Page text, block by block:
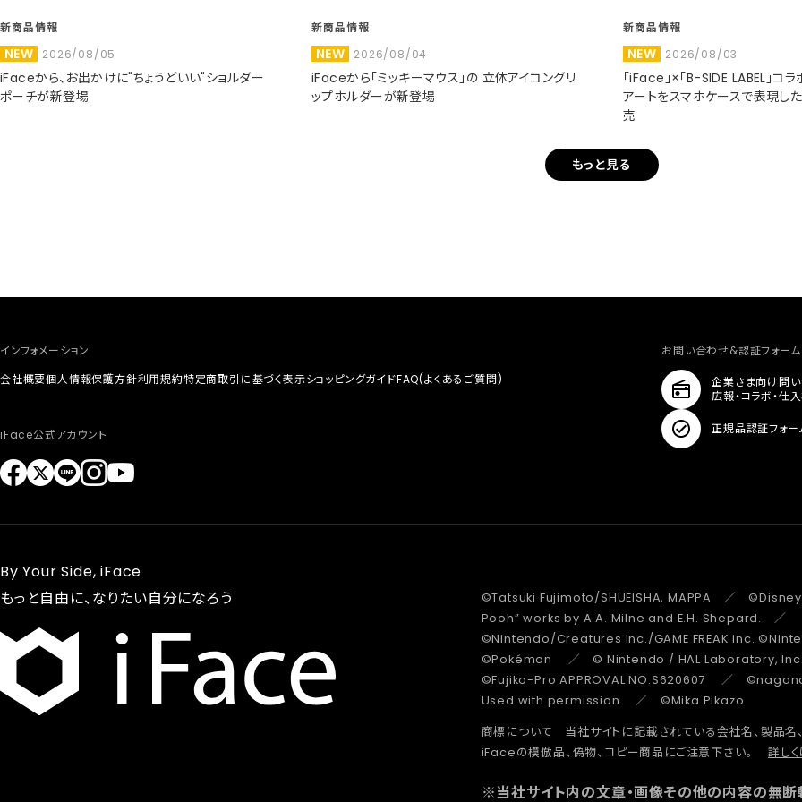
新商品情報
NEW 2026/08/05
iFaceから、お出かけに"ちょうどいい"ショルダー
ポーチが新登場
新商品情報
NEW 2026/08/04
iFaceから「ミッキーマウス」の 立体アイコングリ
ップホルダーが新登場
新商品情報
NEW 2026/08/03
「iFace」×「B-SIDE LABEL」コ
アートをスマホケースで表現し
売
もっと見る
インフォメーション
会社概要個人情報保護方針利用規約特定商取引に基づく表示ショッピングガイドFAQ(よくあるご質問)
iFace公式アカウント
お問い合わせ&認証フォーム
企業さま向け問
広報・コラボ・仕
正規品認証フォー
©Tatsuki Fujimoto/SHUEISHA, MAPPA ／
Pooh” works by A.A. Milne and E.H. Shepard.
©Nintendo/Creatures Inc./GAME FREAK inc.
©Pokémon ／ © Nintendo / HAL Laboratory,
©Fujiko-Pro APPROVAL NO.S620607 ／
Used with permission. ／ ©Mika Pikazo
商標について 当社サイトに記載されている会社名、製品
iFaceの模倣品、偽物、コピー商品にご注意下さい。
詳し
※当社サイト内の文章・画像その他の内容の無断
By Your Side, iFace
もっと自由に、なりたい自分になろう